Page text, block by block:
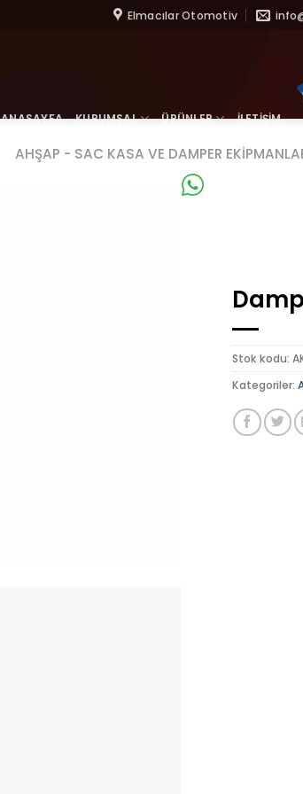
İçeriğe
Elmacılar Otomotiv
ANASAYFA KURUMSAL ÜRÜNLER İLETİŞİM
AHŞAP - SAC KASA VE DAMPER
Stok kodu:
Kategoriler: